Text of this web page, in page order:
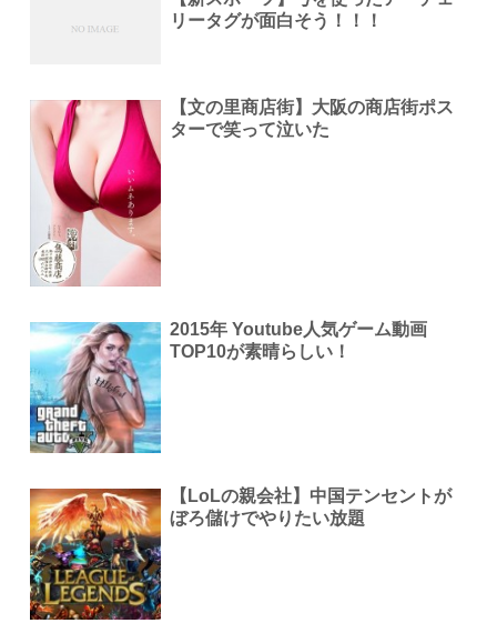
リータグが面白そう！！！
【文の里商店街】大阪の商店街ポス
ターで笑って泣いた
2015年 Youtube人気ゲーム動画
TOP10が素晴らしい！
【LoLの親会社】中国テンセントが
ぼろ儲けでやりたい放題